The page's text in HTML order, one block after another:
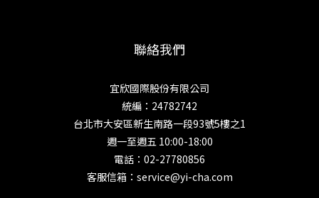
聯絡我們
宜欣國際股份有限公司
統編：24782742
台北市大安區新生南路一段93號5樓之1
週一至週五 10:00-18:00
電話：02-27780856
客服信箱：service@yi-cha.com